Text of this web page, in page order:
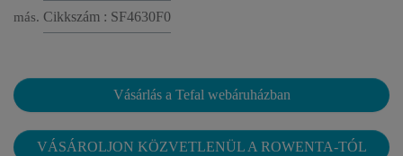
más. Cikkszám : SF4630F0
Vásárlás a Tefal webáruházban
VÁSÁROLJON KÖZVETLENÜL A ROWENTA-TÓL